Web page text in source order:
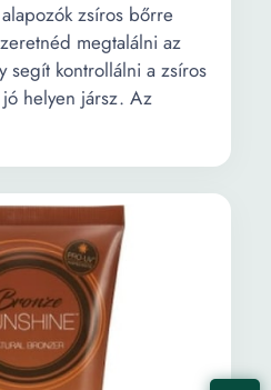
zsíros bőrre
megtalálni az
segít kontrollálni a zsíros
helyen jársz. Az